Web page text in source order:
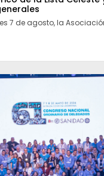
7 de agosto, la